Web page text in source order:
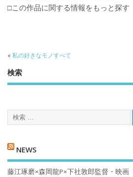
□この作品に関する情報をもっと探す
« 私の好きなモノすべて
検索
NEWS
藤江琢磨×森岡龍P×下社敦郎監督・映画『